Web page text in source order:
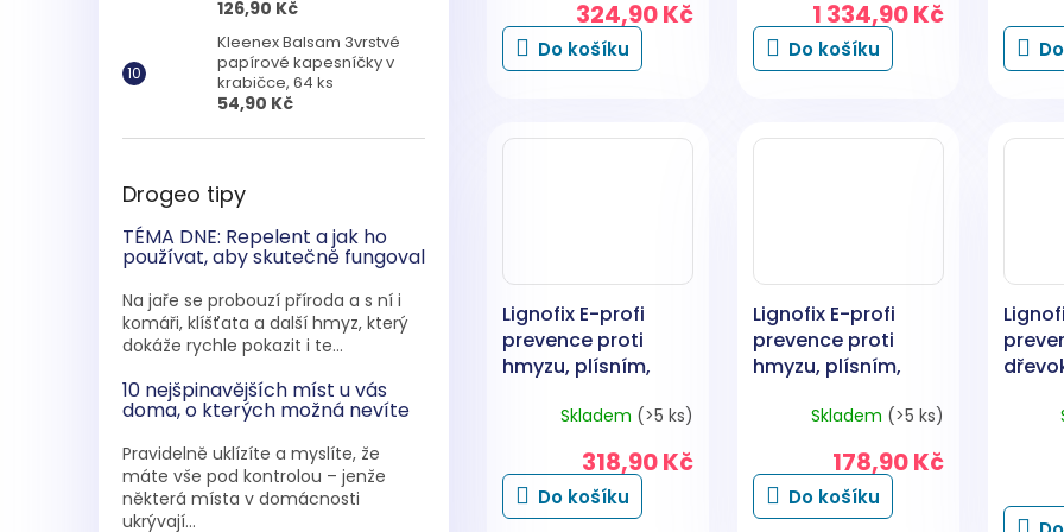
126,90 Kč
Kleenex Balsam 3vrstvé
papírové kapesníčky v
krabičce, 64 ks
54,90 Kč
Drogeo tipy
TÉMA DNE: Repelent a jak ho
používat, aby skutečně fungoval
Na jaře se probouzí příroda a s ní i
komáři, klíšťata a další hmyz, který
dokáže rychle pokazit i te...
10 nejšpinavějších míst u vás
doma, o kterých možná nevíte
Pravidelně uklízíte a myslíte, že
máte vše pod kontrolou – jenže
některá místa v domácnosti
ukrývají...
324,90 Kč
Do košíku
1 334,90 Kč
Do košíku
Lignofix E-profi
prevence proti
hmyzu, plísním,
Skladem (>5 ks)
318,90 Kč
Do košíku
Lignofix E-profi
prevence proti
hmyzu, plísním,
Skladem (>5 ks)
178,90 Kč
Do košíku